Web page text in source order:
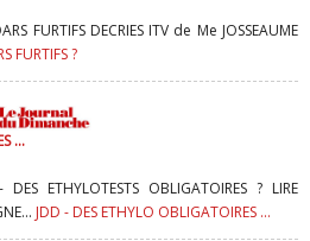
FURTIFS DECRIES ITV de Me JOSSEAUME
FURTIFS ?
...
ETHYLOTESTS OBLIGATOIRES ? LIRE
JDD - DES ETHYLO OBLIGATOIRES ...